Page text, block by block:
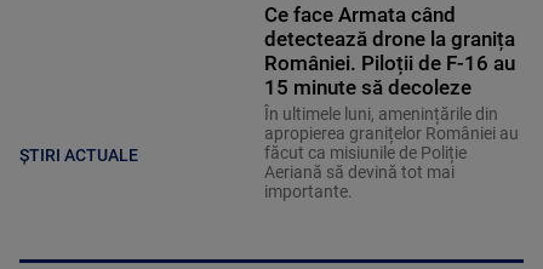
ȘTIRI ACTUALE
Ce face Armata când
detectează drone la granița
României. Piloții de F-16 au
15 minute să decoleze
În ultimele luni, amenințările din
apropierea granițelor României au
făcut ca misiunile de Poliție
Aeriană să devină tot mai
importante.